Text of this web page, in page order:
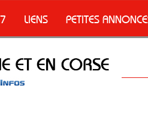
LIENS PETITES